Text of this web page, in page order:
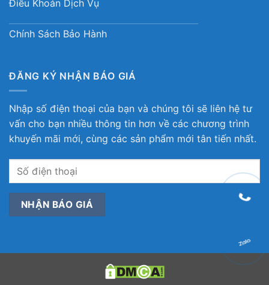
Điều Khoản Dịch Vụ
Chính Sách Bảo Hành
ĐĂNG KÝ NHẬN BÁO GIÁ
Nhập số điện thoại của bạn và chúng tôi sẽ liên hệ tư
vấn cho bạn nhiều thông tin hơn về các chương trình
khuyến mãi mới, cùng các sản phẩm mới tân tiến nhất.